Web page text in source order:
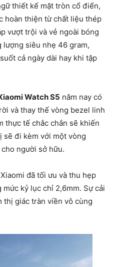
thiết kế mặt tròn cổ điển,
hoàn thiện từ chất liệu thép
vượt trội và vẻ ngoài bóng
lượng siêu nhẹ 46 gram,
cả ngày dài hay khi tập
Watch S5 năm nay có
và thay thế vòng bezel linh
thực tế chắc chắn sẽ khiến
sẽ đi kèm với một vòng
người sở hữu.
đã tối ưu và thu hẹp
kỷ lục chỉ 2,6mm. Sự cải
thị giác tràn viền vô cùng